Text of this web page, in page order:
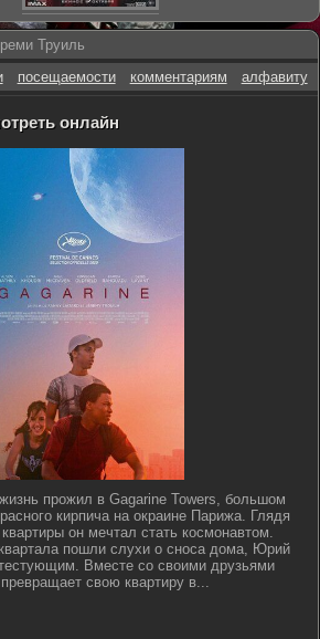
Труиль
посещаемости комментариям алфавиту
онлайн
прожил в Gagarine Towers, большом
кирпича на окраине Парижа. Глядя
он мечтал стать космонавтом.
пошли слухи о сноса дома, Юрий
Вместе со своими друзьями
свою квартиру в...